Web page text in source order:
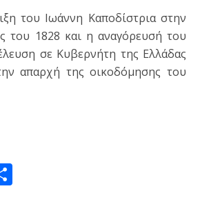
του Ιωάννη Καποδίστρια στην
του 1828 και η αναγόρευσή του
σε Κυβερνήτη της Ελλάδας
απαρχή της οικοδόμησης του